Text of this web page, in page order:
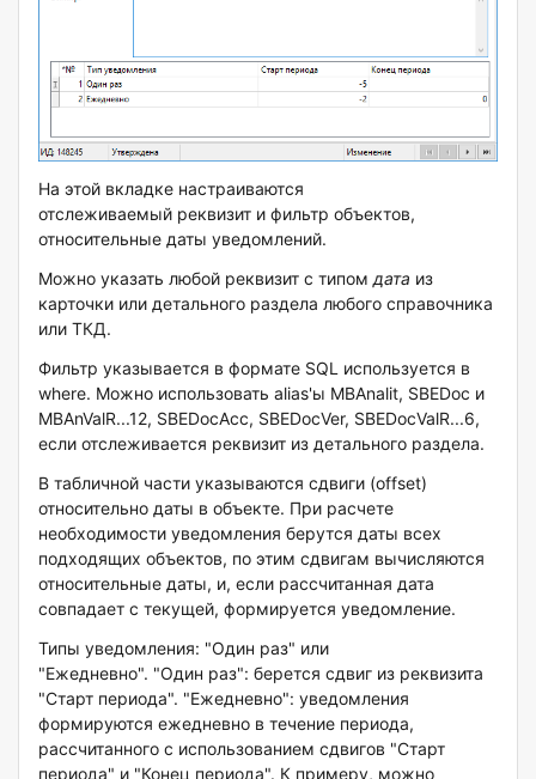
На этой вкладке настраиваются
отслеживаемый реквизит и фильтр объектов,
относительные даты уведомлений.
Можно указать любой реквизит с типом дата из
карточки или детального раздела любого справочника
или ТКД.
Фильтр указывается в формате SQL используется в
where. Можно использовать alias'ы MBAnalit, SBEDoc и
MBAnValR...12, SBEDocAcc, SBEDocVer, SBEDocValR...6,
если отслеживается реквизит из детального раздела.
В табличной части указываются сдвиги (offset)
относительно даты в объекте. При расчете
необходимости уведомления берутся даты всех
подходящих объектов, по этим сдвигам вычисляются
относительные даты, и, если рассчитанная дата
совпадает с текущей, формируется уведомление.
Типы уведомления: "Один раз" или
"Ежедневно". "Один раз": берется сдвиг из реквизита
"Старт периода". "Ежедневно": уведомления
формируются ежедневно в течение периода,
рассчитанного с использованием сдвигов "Старт
периода" и "Конец периода". К примеру, можно